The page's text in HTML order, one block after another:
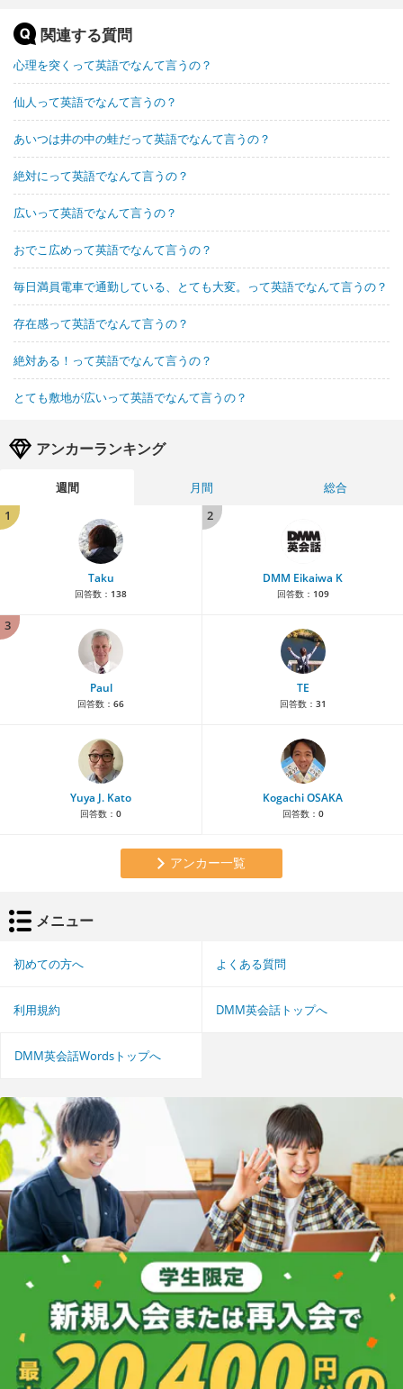
関連する質問
心理を突くって英語でなんて言うの？
仙人って英語でなんて言うの？
あいつは井の中の蛙だって英語でなんて言うの？
絶対にって英語でなんて言うの？
広いって英語でなんて言うの？
おでこ広めって英語でなんて言うの？
毎日満員電車で通勤している、とても大変。って英語でなんて言うの？
存在感って英語でなんて言うの？
絶対ある！って英語でなんて言うの？
とても敷地が広いって英語でなんて言うの？
アンカーランキング
週間 月間
総合
1
Taku
回答数： 138
2
DMM Eikaiwa K
回答数： 109
3
Paul
回答数： 66
TE
回答数： 31
Yuya J. Kato
回答数： 0
Kogachi OSAKA
回答数： 0
アンカー一覧
メニュー
初めての方へ よくある質問
利用規約 DMM英会話トップへ
DMM英会話Wordsトップへ